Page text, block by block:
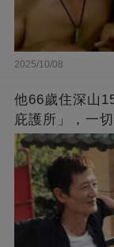
2025/10/08
他66歲住深山
庇護所」，一